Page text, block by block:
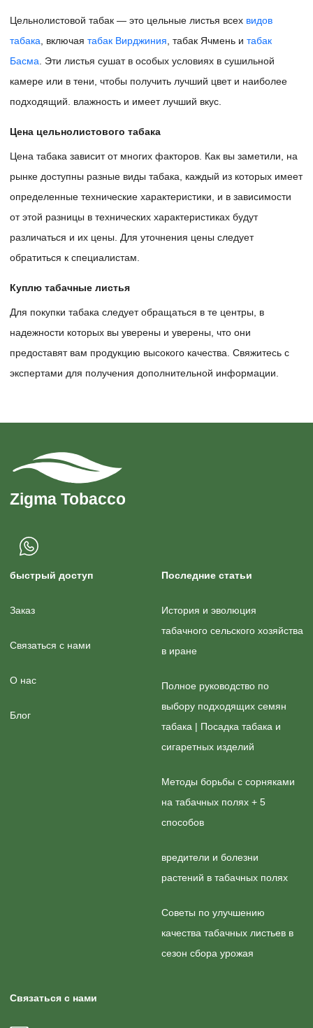
Цельнолистовой табак — это цельные листья всех видов
табака, включая табак Вирджиния, табак Ячмень и табак
Басма. Эти листья сушат в особых условиях в сушильной
камере или в тени, чтобы получить лучший цвет и наиболее
подходящий. влажность и имеет лучший вкус.
Цена цельнолистового табака
Цена табака зависит от многих факторов. Как вы заметили, на
рынке доступны разные виды табака, каждый из которых имеет
определенные технические характеристики, и в зависимости
от этой разницы в технических характеристиках будут
различаться и их цены. Для уточнения цены следует
обратиться к специалистам.
Куплю табачные листья
Для покупки табака следует обращаться в те центры, в
надежности которых вы уверены и уверены, что они
предоставят вам продукцию высокого качества. Свяжитесь с
экспертами для получения дополнительной информации.
быстрый доступ
Заказ
Связаться с нами
О нас
Блог
Последние статьи
История и эволюция
табачного сельского хозяйства
в иране
Полное руководство по
выбору подходящих семян
табака | Посадка табака и
сигаретных изделий
Методы борьбы с сорняками
на табачных полях + 5
способов
вредители и болезни
растений в табачных полях
Советы по улучшению
качества табачных листьев в
сезон сбора урожая
Связаться с нами